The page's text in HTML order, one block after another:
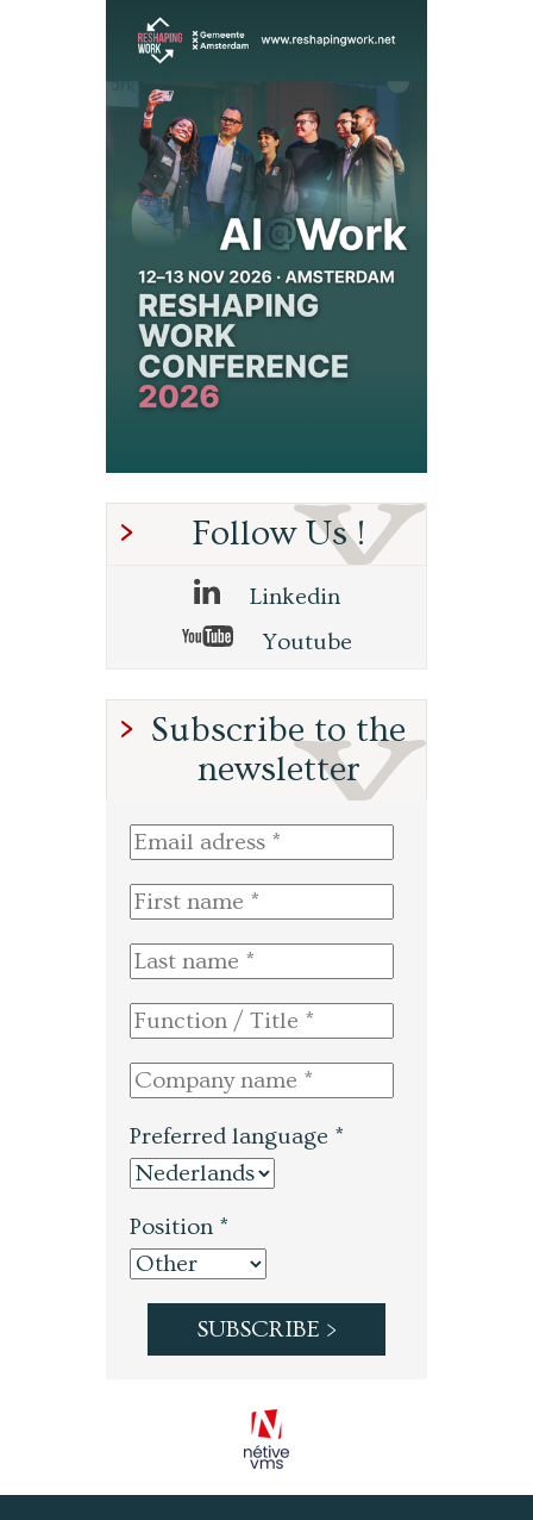
Follow Us !
Linkedin
Youtube
Subscribe to the
newsletter
Preferred language *
Position *